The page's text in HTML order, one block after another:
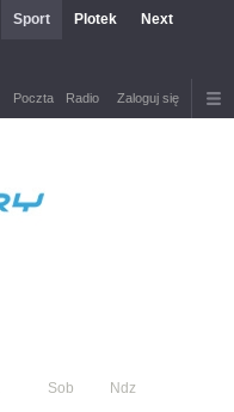
Sport Plotek Next
Poczta Radio Zaloguj się
Sob Ndz